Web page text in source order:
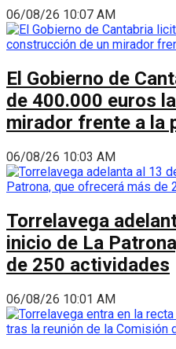
06/08/26 10:07 AM
El Gobierno de
de 400.000 euros
mirador frente a la
06/08/26 10:03 AM
Torrelavega
inicio de La
de 250 actividades
06/08/26 10:01 AM